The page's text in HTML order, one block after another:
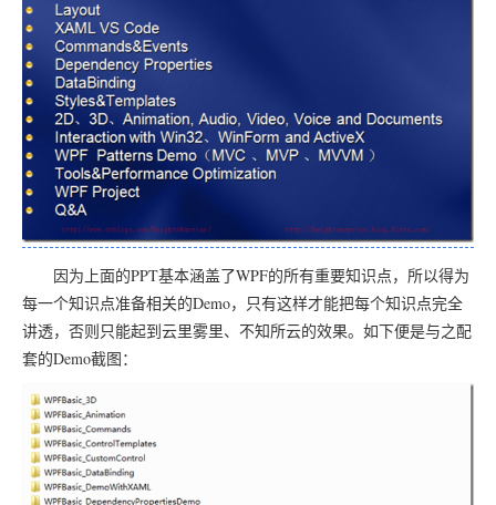
因为上面的PPT基本涵盖了WPF的所有重要知识点，所以得为
每一个知识点准备相关的Demo，只有这样才能把每个知识点完全
讲透，否则只能起到云里雾里、不知所云的效果。如下便是与之配
套的Demo截图：